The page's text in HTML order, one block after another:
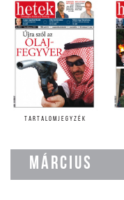
TARTALOMJEGYZÉK
MÁRCIUS